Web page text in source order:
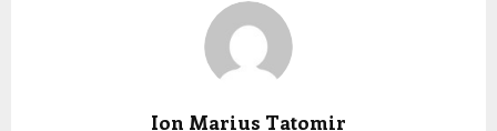
Ion Marius Tatomir